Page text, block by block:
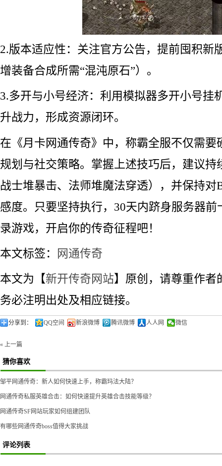
2.版本适应性：关注官方公告，提前囤积新
增装备合成所需“混沌原石”）。
3.多开与小号经济：利用模拟器多开小号挂
升战力，形成资源闭环。
在《月卡网通传奇》中，称霸全服不仅需要
规划与社交策略。掌握上述技巧后，建议持
战士堆暴击、法师堆魔法穿透），并保持对
感度。只要坚持执行，30天内跻身服务器
录游戏，开启你的传奇征程吧！
本文标签：
网通传奇
本文为【新开传奇网站】原创，请尊重作者
务必注明出处及相应链接。
分享到： QQ空间 新浪微博 腾讯微博 人人网 微信
« 上一篇
猜你喜欢
邹平网通传奇：新人如何快速上手，称霸玛法大陆？
网通传奇私服英雄合击：如何快速提升英雄合击技能等级？
网通传奇SF网站玩家如何组建团队
有哪些网通传奇boss值得大家挑战
评论列表